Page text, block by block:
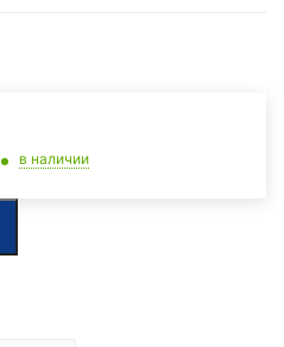
в наличии